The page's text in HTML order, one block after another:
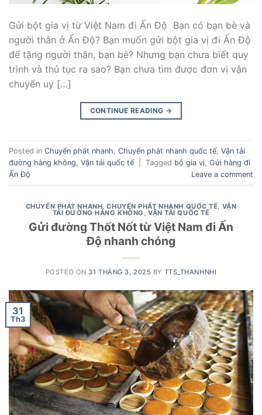
Gửi bột gia vị từ Việt Nam đi Ấn Độ Bạn có bạn bè và
người thân ở Ấn Độ? Bạn muốn gửi bột gia vị đi Ấn Độ
để tặng người thân, bạn bè? Nhưng bạn chưa biết quy
trình và thủ tục ra sao? Bạn chưa tìm được đơn vị vận
chuyển uy […]
CONTINUE READING →
Posted in Chuyển phát nhanh Chuyển phát nhanh quốc tế Vận tải
đường hàng không Vận tải quốc tế Tagged bộ gia vị Gửi hàng đi
Ấn Độ
Leave a comment
CHUYỂN PHÁT NHANH,CHUYỂN PHÁT NHANH QUỐC TẾ, VẬN
TẢI ĐƯỜNG HÀNG KHÔNG , VẬN TẢI QUỐC TẾ
Gửi đường Thốt Nốt từ Việt Nam đi Ấn
Độ nhanh chóng
POSTED ON 31 THÁNG 3, 2025 BY TTS_THANHNHI
31
Th3